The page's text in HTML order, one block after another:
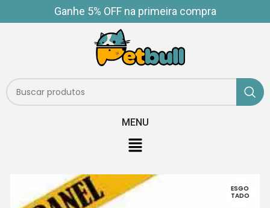
Ganhe 5% OFF na primeira compra
MENU
ESGO
TADO